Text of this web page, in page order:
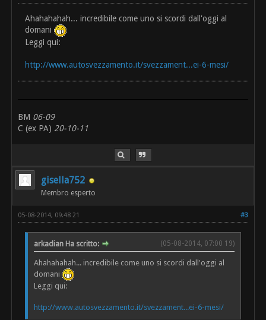
Ahahahahah... incredibile come uno si scordi dall'oggi al
domani
Leggi qui:
http://www.autosvezzamento.it/svezzament...ei-6-mesi/
BM 06-09
C (ex PA)20-10-11
gisella752
Membro esperto
#3
05-08-2014, 09:48 21
(05-08-2014, 07:00 19)
arkadian Ha scritto:
Ahahahahah... incredibile come uno si scordi dall'oggi al
domani
Leggi qui:
http://www.autosvezzamento.it/svezzament...ei-6-mesi/